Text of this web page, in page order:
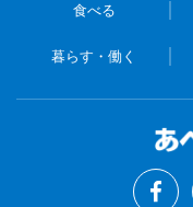
食べる
暮らす・働く